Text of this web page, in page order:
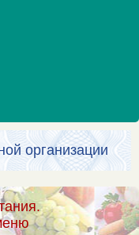
организации